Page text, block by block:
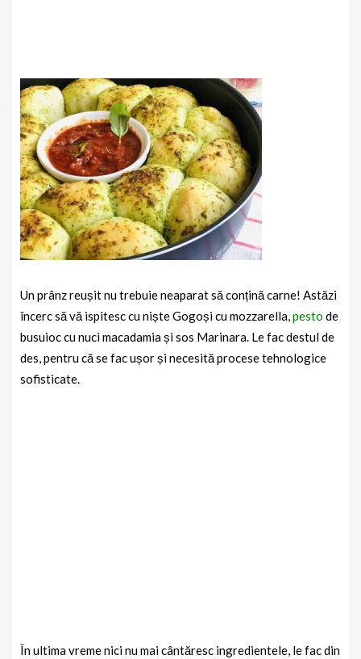
Un prânz reușit nu trebuie neaparat să conțină carne! Astăzi
încerc să vă ispitesc cu niște Gogoși cu mozzarella,pesto de
busuioc cu nuci macadamia și sos Marinara. Le fac destul de
des, pentru că se fac ușor și necesită procese tehnologice
sofisticate.
În ultima vreme nici nu mai cântăresc ingredientele, le fac din